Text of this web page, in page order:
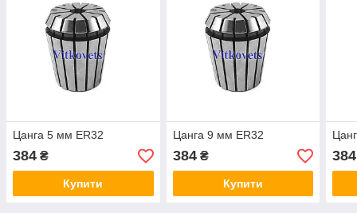
Цанга 5 мм ER32
384 ₴
Купити
Цанга 9 мм ER32
384₴
Купити
384